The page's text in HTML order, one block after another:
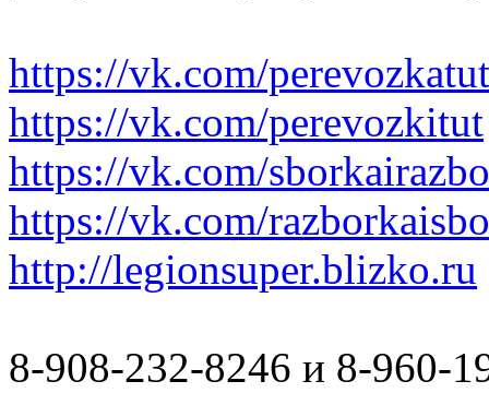
https://vk.com/perevozkatut
https://vk.com/perevozkitut
https://vk.com/
https://vk.com/
http://legionsuper.blizko.ru
8-908-232-8246 и 8-960-